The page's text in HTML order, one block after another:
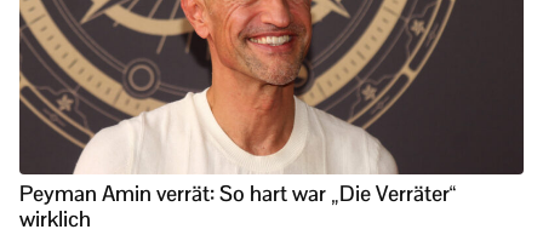
Peyman Amin verrät: So hart war „Die Verräter“
wirklich